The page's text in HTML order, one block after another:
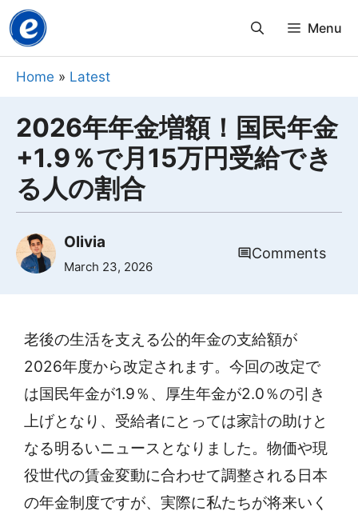
Skip
to
content
Menu
Home » Latest
2026年年金増額！国民年金
+1.9％で月15万円受給でき
る人の割合
Olivia
March 23, 2026
Comments
老後の生活を支える公的年金の支給額が
2026年度から改定されます。今回の改定で
は国民年金が1.9％、厚生年金が2.0％の引き
上げとなり、受給者にとっては家計の助けと
なる明るいニュースとなりました。物価や現
役世代の賃金変動に合わせて調整される日本
の年金制度ですが、実際に私たちが将来いく